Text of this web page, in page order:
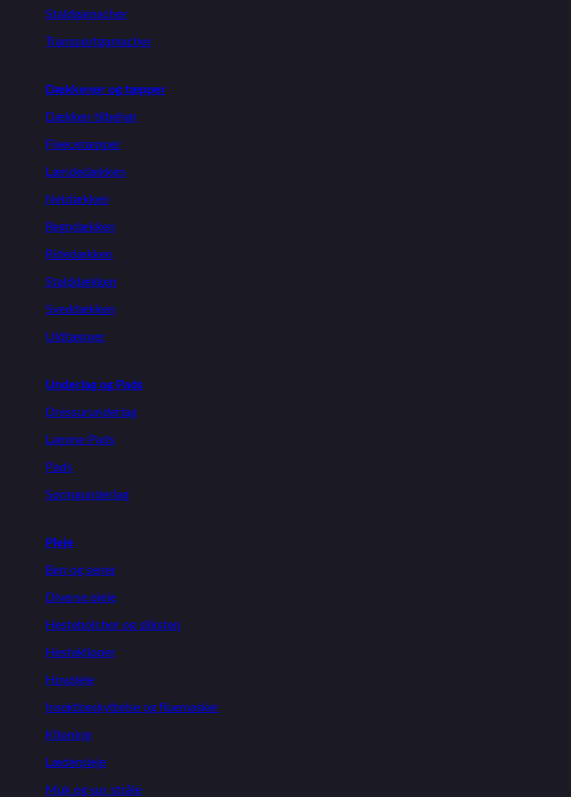
Staldgamacher
Transportgamacher
Dækkener og tæpper
Dækken tilbehør
Fleecetæpper
Lændedækken
Netdækken
Regndækken
Ridedækken
Stalddækken
Sveddækken
Uldtæpper
Underlag og Pads
Dressurunderlag
Lamme Pads
Pads
Springunderlag
Pleje
Ben og sener
Diverse pleje
Hestebolcher og sliksten
Hesteklipper
Hovpleje
Insektbeskyttelse og fluemasker
Klipning
Læderpleje
Muk og sur stråle